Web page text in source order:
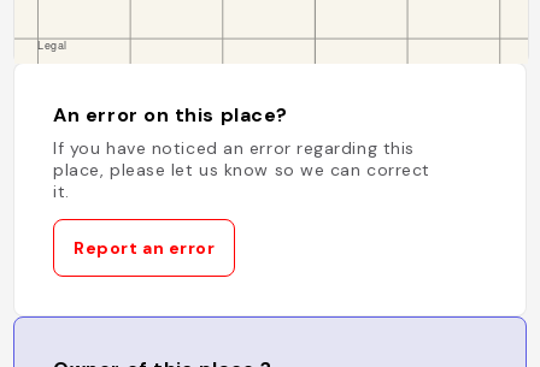
An error on this place?
If you have noticed an error regarding this
place, please let us know so we can correct
it.
Report an error